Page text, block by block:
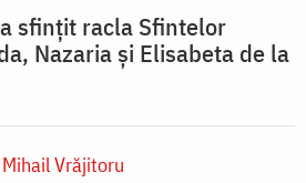
sfințit racla Sfintelor
Nazaria și Elisabeta de la
Mihail Vrăjitoru